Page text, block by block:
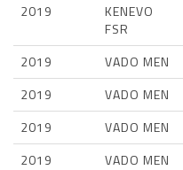
2019
KENEVO
FSR
2019
VADO MEN
2019
VADO MEN
2019
VADO MEN
2019
VADO MEN